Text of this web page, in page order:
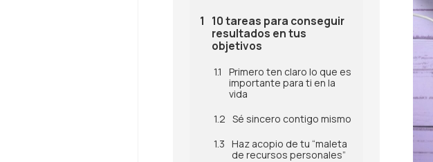
10 tareas para conseguir
resultados en tus
objetivos
Primero ten claro lo que es
importante para ti en la
vida
Sé sincero contigo mismo
Haz acopio de tu “maleta
de recursos personales”